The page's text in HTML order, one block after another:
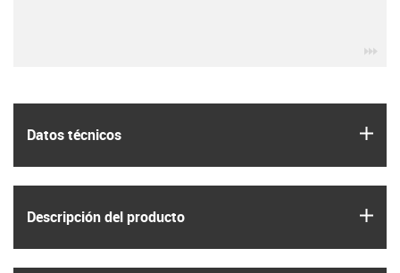
Datos técnicos
Descripción del producto